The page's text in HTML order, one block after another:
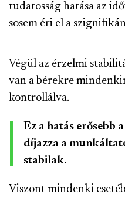
tudatosság hatása az
sosem éri el a
Végül az érzelmi
van a bérekre
kontrollálva.
Ez a hatás erősebb
díjazza a
stabilak.
Viszont mindenki